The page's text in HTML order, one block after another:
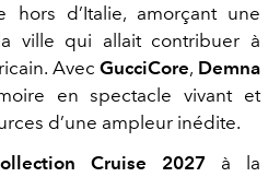
hors d’Italie, amorçant une
ville qui allait contribuer à
AvecGucciCore, Demna
en spectacle vivant et
d’une ampleur inédite.
Cruise 2027 à la